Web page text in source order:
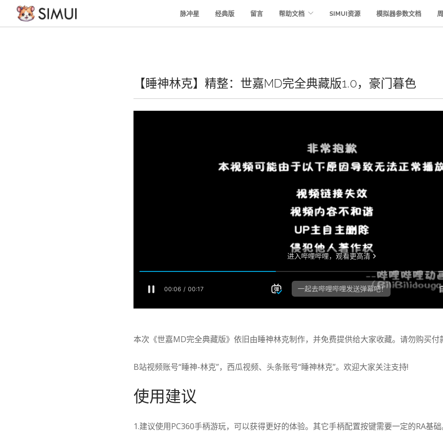
脉冲星 经典版 留言 帮助文档 SIMUI资源 模拟器参数文档
【睡神林克】精整：世嘉MD完全典藏版1.0，豪门暮色
本次《世嘉MD完全典藏版》依旧由睡神林克制作，并免费提供给大家收藏。请勿购买付
B站视频账号“睡神-林克”，西瓜视频、头条账号“睡神林克”。欢迎大家关注支持!
使用建议
1.建议使用PC360手柄游玩，可以获得更好的体验。其它手柄配置按键需要一定的RA基